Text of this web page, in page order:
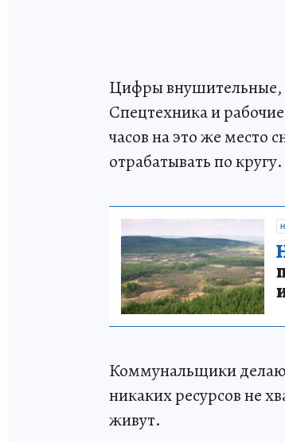
Цифры внушительные,
Спецтехника и
часов на это же место
отрабатывать по кругу.
Коммунальщики
никаких ресурсов не
живут.